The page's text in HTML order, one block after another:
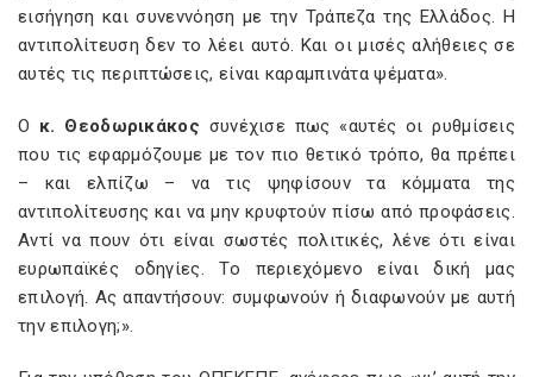
εισήγηση και συνεννόηση με την Τράπεζα της Ελλάδος. Η
αντιπολίτευση δεν το λέει αυτό. Και οι μισές αλήθειες σε
αυτές τις περιπτώσεις, είναι καραμπινάτα ψέματα».
Ο κ. Θεοδωρικάκος συνέχισε πως «αυτές οι ρυθμίσεις
που τις εφαρμόζουμε με τον πιο θετικό τρόπο, θα πρέπει
– και ελπίζω – να τις ψηφίσουν τα κόμματα της
αντιπολίτευσης και να μην κρυφτούν πίσω από προφάσεις.
Αντί να πουν ότι είναι σωστές πολιτικές, λένε ότι είναι
ευρωπαϊκές οδηγίες. Το περιεχόμενο είναι δική μας
επιλογή. Ας απαντήσουν: συμφωνούν ή διαφωνούν με αυτή
την επιλογη;».